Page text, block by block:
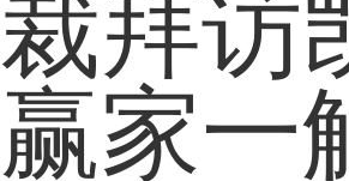
裁拜访
赢家一